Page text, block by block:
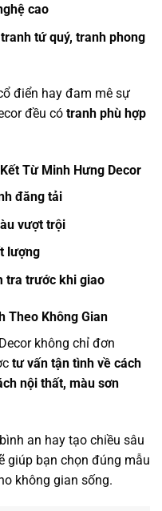
cao
tứ quý, tranh phong
điển hay đam mê sự
đều có tranh phù hợp
Từ Minh Hưng Decor
đăng tải
vượt trội
lượng
tra trước khi giao
Theo Không Gian
không chỉ đơn
tư vấn tận tình về cách
nội thất, màu sơn
an hay tạo chiều sâu
giúp bạn chọn đúng mẫu
không gian sống.